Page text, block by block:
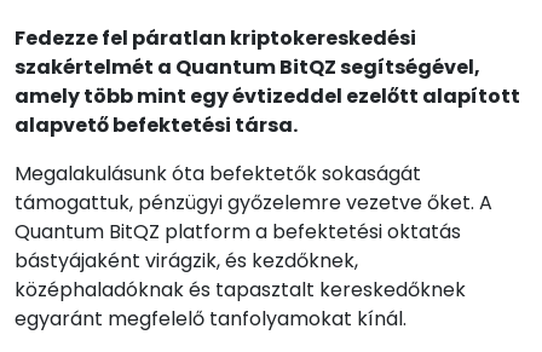
Fedezze fel páratlan kriptokereskedési
szakértelmét a Quantum BitQZ segítségével,
amely több mint egy évtizeddel ezelőtt alapított
alapvető befektetési társa.
Megalakulásunk óta befektetők sokaságát
támogattuk, pénzügyi győzelemre vezetve őket. A
Quantum BitQZ platform a befektetési oktatás
bástyájaként virágzik, és kezdőknek,
középhaladóknak és tapasztalt kereskedőknek
egyaránt megfelelő tanfolyamokat kínál.